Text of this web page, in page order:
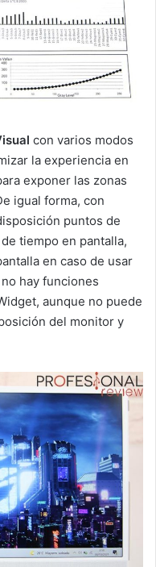
con varios modos
la experiencia en
exponer las zonas
igual forma, con
puntos de
tiempo en pantalla,
en caso de usar
hay funciones
aunque no puede
del monitor y